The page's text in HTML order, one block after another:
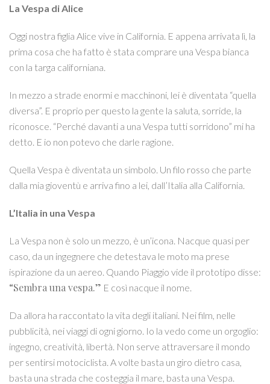
La Vespa di Alice
Oggi nostra figlia Alice vive in California. E appena arrivata lì, la
prima cosa che ha fatto è stata comprare una Vespa bianca
con la targa californiana.
In mezzo a strade enormi e macchinoni, lei è diventata “quella
diversa”. E proprio per questo la gente la saluta, sorride, la
riconosce. “Perché davanti a una Vespa tutti sorridono” mi ha
detto. E io non potevo che darle ragione.
Quella Vespa è diventata un simbolo. Un filo rosso che parte
dalla mia gioventù e arriva fino a lei, dall’Italia alla California.
L’Italia in una Vespa
La Vespa non è solo un mezzo, è un’icona. Nacque quasi per
caso, da un ingegnere che detestava le moto ma prese
ispirazione da un aereo. Quando Piaggio vide il prototipo disse:
“Sembra una vespa.” E così nacque il nome.
Da allora ha raccontato la vita degli italiani. Nei film, nelle
pubblicità, nei viaggi di ogni giorno. Io la vedo come un orgoglio:
ingegno, creatività, libertà. Non serve attraversare il mondo
per sentirsi motociclista. A volte basta un giro dietro casa,
basta una strada che costeggia il mare, basta una Vespa.